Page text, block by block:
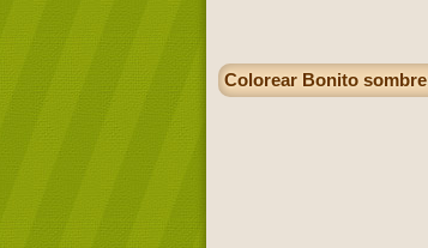
Colorear Bonito